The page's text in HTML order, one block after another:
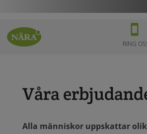
RING
Våra
Alla människor uppskattar